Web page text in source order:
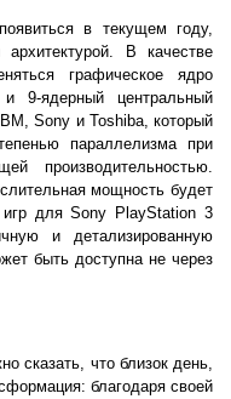
в текущем году,
В качестве
графическое ядро
9-ядерный центральный
Sony и Toshiba, который
параллелизма при
производительностью.
мощность будет
для Sony PlayStation 3
и детализированную
быть доступна не через
сказать, что близок день,
благодаря своей